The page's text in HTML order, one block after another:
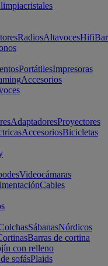
RadiosAltavocesHifi
PortátilesImpresoras
Accesorios
AdaptadoresProyectores
AccesoriosBicicletas
Videocámaras
Cables
SábanasNórdicos
Barras de cortina
con relleno
sofásPlaids